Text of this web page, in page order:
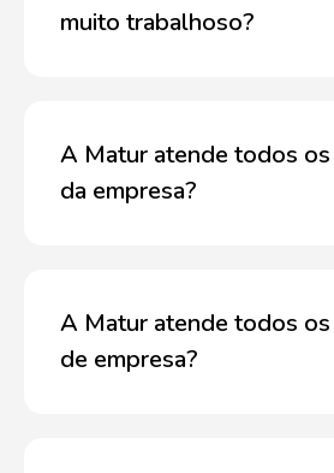
muito trabalhoso?
A Matur atende todos
da empresa?
A Matur atende todos os
de empresa?